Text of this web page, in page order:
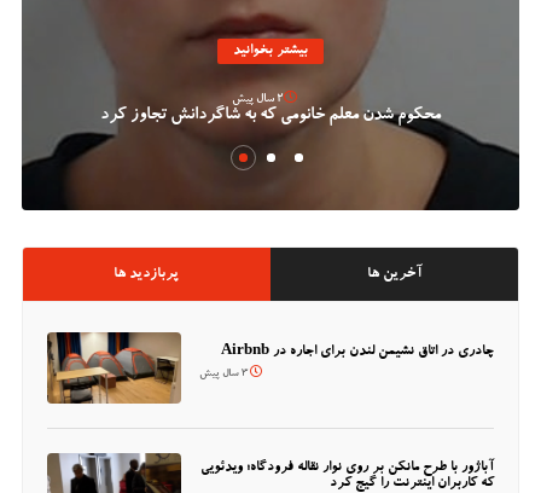
بیشتر بخوانید
محکوم شدن معلم خانومی که به شاگردانش تجاوز کرد
2 سال پیش
پربازدید ها آخرین ها
چادری در اتاق نشیمن لندن برای اجاره در Airbnb
3 سال پیش
آباژور با طرح مانکن بر روی نوار نقاله فرودگاه؛ ویدئویی
که کاربران اینترنت را گیج کرد